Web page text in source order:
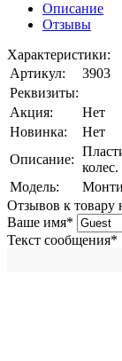
Описание
Отзывы
Характеристики:
Артикул:
3903
Реквизиты:
Акция:
Нет
Новинка:
Нет
Описание:
колес.
Модель:
Отзывов к товару
Ваше имя*
Текст сообщения*